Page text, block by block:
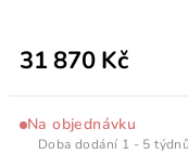
31 870 Kč
Na objednávku
Doba dodání 1 - 5